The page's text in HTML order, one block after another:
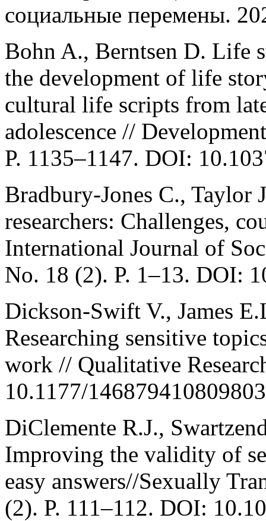
социальные перемены.
Bohn A., Berntsen D. Life
the development of life
cultural life scripts from
adolescence //
P. 1135–1147. DOI:
Bradbury-Jones C., Taylor
researchers: Challenges,
International Journal of
No. 18 (2). P. 1–13. DOI:
Dickson-Swift V., James
Researching sensitive
work // Qualitative
10.1177/
DiClemente R.J.,
Improving the validity of
easy answers//Sexually
(2). P. 111–112. DOI: